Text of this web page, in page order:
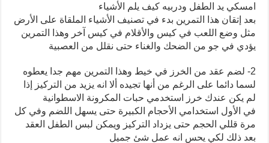
امسكي يد الطفل ودربيه كيف يلم الأشياء
بعد إتقان هذا التمرين بدء في تصنيف الأشياء الملقاة على الأرض
مثل وضع اللعب في كيس والأقلام في كيس آخر وهذا التمرين
يؤدي في جو من الضحك والغناء حتى نقلل من العصبية
2- لضم عقد من الخرز في خيط وهذا التمرين مهم جدا يعطوه
لسما دائما على الرغم من أنها تجيده ألا انه يزيد من التركيز إذا
لم يكن عندك خرز استخدمي حبات المكرونة الاسطوانية
في الأول استخدامي الأحجام الكبيرة حتى يسهل اللضم وفي كل
مرة قللي الحجم حتى يزداد التركيز ويمكن لبس الطفل العقد
بعد ذلك لكي يحس انه عمل شئ جميل